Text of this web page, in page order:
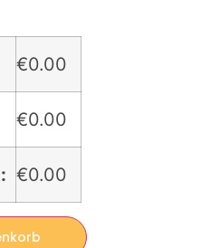
€0.00
€0.00
€0.00